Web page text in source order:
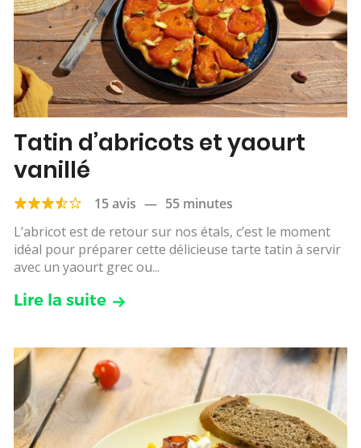
Tatin d’abricots et yaourt
vanillé
15 avis — 55 minutes
L’abricot est de retour sur nos étals, c’est le moment
idéal pour préparer cette délicieuse tarte tatin à servir
avec un yaourt grec ou...
Lire la suite